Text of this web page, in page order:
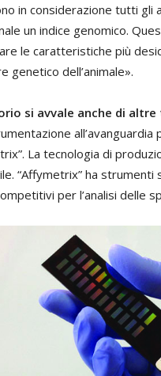
in considerazione tutti gli
un indice genomico.
le caratteristiche più
genetico dell’animale».
si avvale anche di altre
La tecnologia di
“Affymetrix” ha
per l’analisi delle